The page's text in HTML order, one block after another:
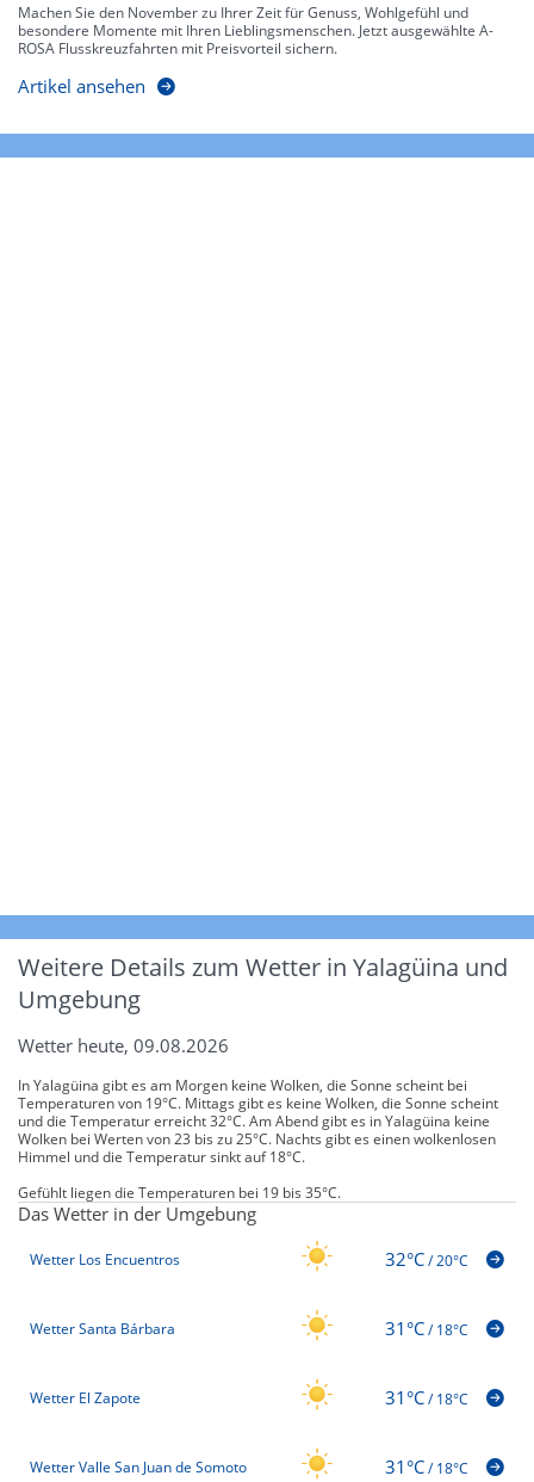
Machen Sie den November zu Ihrer Zeit für Genuss, Wohlgefühl und
besondere Momente mit Ihren Lieblingsmenschen. Jetzt ausgewählte A-
ROSA Flusskreuzfahrten mit Preisvorteil sichern.
Artikel ansehen
Weitere Details zum Wetter in Yalagüina und
Umgebung
Wetter heute, 09.08.2026
In Yalagüina gibt es am Morgen keine Wolken, die Sonne scheint bei
Temperaturen von 19°C. Mittags gibt es keine Wolken, die Sonne scheint
und die Temperatur erreicht 32°C. Am Abend gibt es in Yalagüina keine
Wolken bei Werten von 23 bis zu 25°C. Nachts gibt es einen wolkenlosen
Himmel und die Temperatur sinkt auf 18°C.
Gefühlt liegen die Temperaturen bei 19 bis 35°C.
Das Wetter in der Umgebung
Wetter Los Encuentros 32°C/20°C
Wetter Santa Bárbara 31°C/18°C
Wetter El Zapote 31°C/18°C
Wetter Valle San Juan de Somoto 31°C/18°C